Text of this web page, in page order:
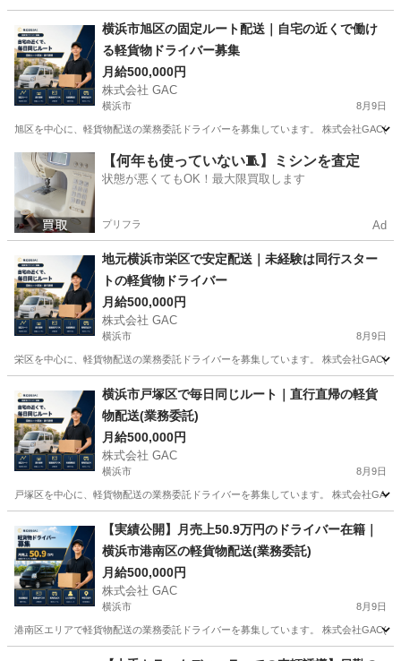
ドライバー
横浜市旭区の固定ルート配送｜自宅の近くで働け
る軽貨物ドライバー募集
月給500,000円
株式会社 GAC
横浜市 8月9日
旭区を中心に、軽貨物配送の業務委託ドライバーを募集しています。 株式会社GAC(
神奈川 横浜市 ドライバー 貨物
【何年も使っていない🧵】ミシンを査定
状態が悪くてもOK！最大限買取します
プリフラ Ad
地元横浜市栄区で安定配送｜未経験は同行スター
トの軽貨物ドライバー
月給500,000円
株式会社 GAC
横浜市 8月9日
栄区を中心に、軽貨物配送の業務委託ドライバーを募集しています。 株式会社GAC(
ドライバー 貨物
横浜市戸塚区で毎日同じルート｜直行直帰の軽貨
物配送(業務委託)
月給500,000円
株式会社 GAC
横浜市 8月9日
戸塚区を中心に、軽貨物配送の業務委託ドライバーを募集しています。 株式会社
ドライバー 貨物
【実績公開】月売上50.9万円のドライバー在籍｜
横浜市港南区の軽貨物配送(業務委託)
月給500,000円
株式会社 GAC
横浜市 8月9日
港南区エリアで軽貨物配送の業務委託ドライバーを募集しています。 株式会社GAC(
ドライバー 貨物